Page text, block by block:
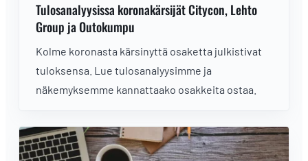
Tulosanalyysissa koronakärsijät Citycon, Lehto
Group ja Outokumpu
Kolme koronasta kärsinyttä osaketta julkistivat
tuloksensa. Lue tulosanalyysimme ja
näkemyksemme kannattaako osakkeita ostaa.